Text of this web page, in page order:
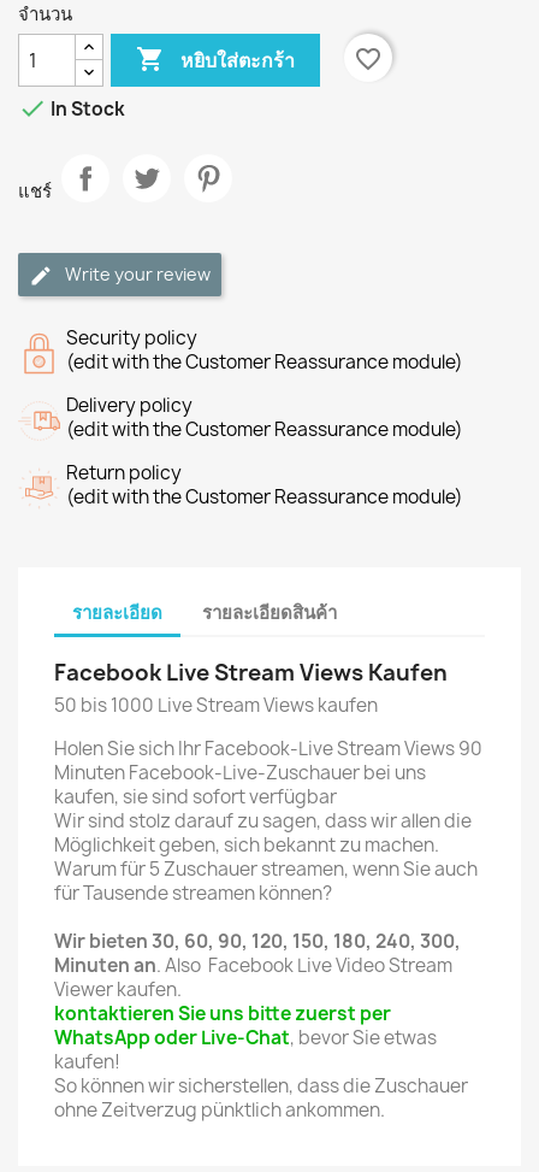
จำนวน
 หยิบใส่ตะกร้า
favorite_border
 In Stock
แชร์
Write your review
Security policy
(edit with the Customer Reassurance module)
Delivery policy
(edit with the Customer Reassurance module)
Return policy
(edit with the Customer Reassurance module)
รายละเอียด รายละเอียดสินค้า
Facebook Live Stream Views Kaufen
50 bis 1000 Live Stream Views kaufen
Holen Sie sich Ihr Facebook-Live Stream Views 90
Minuten Facebook-Live-Zuschauer bei uns
kaufen, sie sind sofort verfügbar
Wir sind stolz darauf zu sagen, dass wir allen die
Möglichkeit geben, sich bekannt zu machen.
Warum für 5 Zuschauer streamen, wenn Sie auch
für Tausende streamen können?
Wir bieten 30, 60, 90, 120, 150, 180, 240, 300,
Minuten an. Also Facebook Live Video Stream
Viewer kaufen.
kontaktieren Sie uns bitte zuerst per
WhatsApp oder Live-Chat, bevor Sie etwas
kaufen!
So können wir sicherstellen, dass die Zuschauer
ohne Zeitverzug pünktlich ankommen.